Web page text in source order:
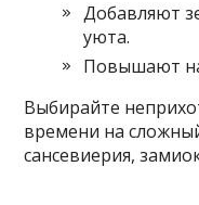
Добавляют
уюта.
Повышают
Выбирайте
времени на
сансевиерия,